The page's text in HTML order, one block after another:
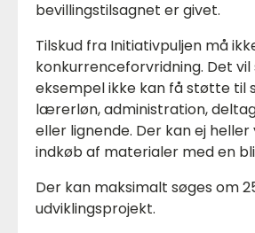
bevillingstilsagnet er givet.
Tilskud fra Initiativpuljen må
konkurrenceforvridning. Det
eksempel ikke kan få støtte til
lærerløn, administration,
eller lignende. Der kan ej
indkøb af materialer med en
Der kan maksimalt søges om
udviklingsprojekt.